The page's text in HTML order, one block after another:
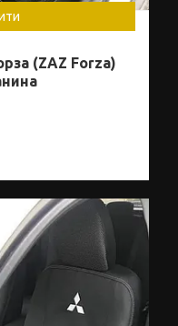
(ZAZ Forza)